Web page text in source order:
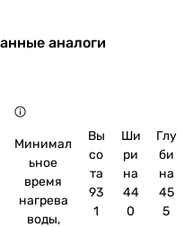
аналоги
Минимал
ьное
время
нагрева
воды,
Вы
со
та
93
1
Ши
ри
на
44
0
Глу
би
на
45
5